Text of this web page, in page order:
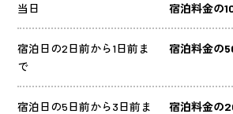
当日 宿泊料金の
宿泊日の2日前から1日前ま
で
宿泊料金の
宿泊日の5日前から3日前ま
宿泊料金の